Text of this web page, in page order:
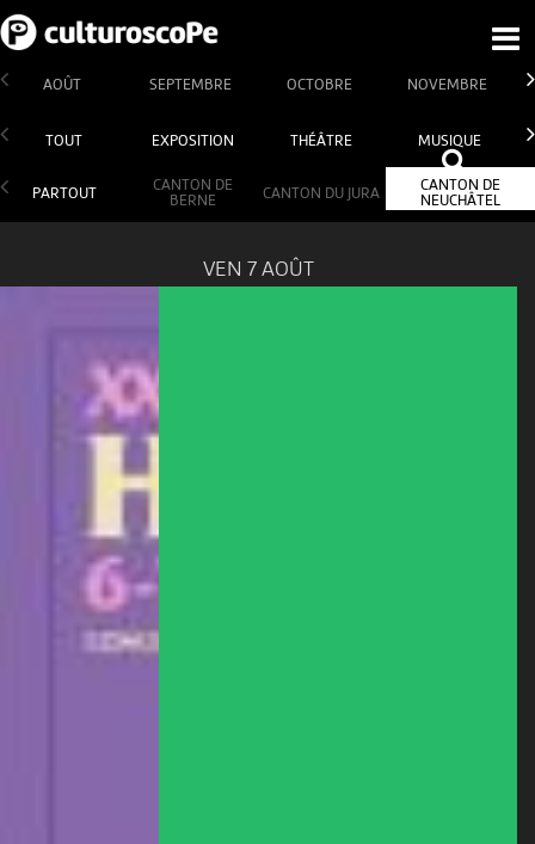
AOÛT SEPTEMBRE OCTOBRE NOVEMBRE
TOUT EXPOSITION THÉÂTRE MUSIQUE
PARTOUT
CANTON DE
BERNE
CANTON DU JURA
CANTON DE
NEUCHÂTEL
VEN 7 AOÛT